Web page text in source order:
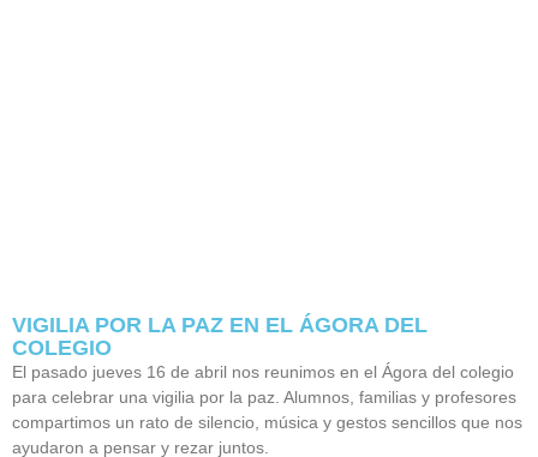
VIGILIA POR LA PAZ EN EL ÁGORA DEL
COLEGIO
El pasado jueves 16 de abril nos reunimos en el Ágora del colegio
para celebrar una vigilia por la paz. Alumnos, familias y profesores
compartimos un rato de silencio, música y gestos sencillos que nos
ayudaron a pensar y rezar juntos.